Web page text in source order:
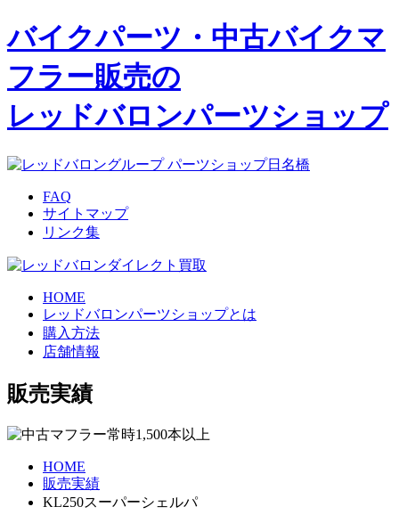
バイクパーツ・中古バイクマ
フラー販売の
レッドバロンパーツショップ
FAQ
サイトマップ
リンク集
HOME
レッドバロンパーツショップとは
購入方法
店舗情報
販売実績
HOME
販売実績
KL250スーパーシェルパ